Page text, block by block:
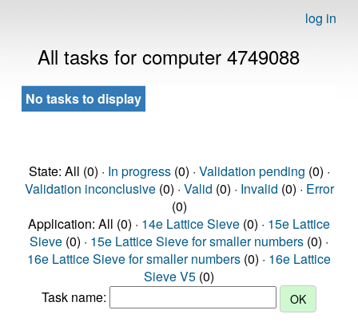
log in
All tasks for computer 4749088
No tasks to display
State: All (0) · In progress(0) · Validation pending (0) ·
Validation inconclusive(0) · Valid (0) · Invalid (0) · Error
(0)
Application: All (0) · 14e Lattice Sieve (0) · 15e Lattice
Sieve (0) · 15e Lattice Sieve for smaller numbers (0) ·
16e Lattice Sieve for smaller numbers (0) · 16e Lattice
Sieve V5 (0)
Task name: